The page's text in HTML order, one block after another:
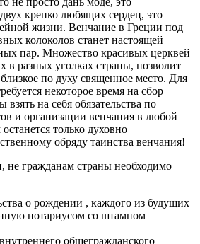
крепко любящих сердец, это
жизни. Венчание в Греции под
колоколов станет настоящей
пар. Множество красивых церквей
в разных уголках страны, позволит
по духу священное место. Для
некоторое время на сбор
на себя обязательства по
и организации венчания в любой
только духовно
обряду таинства венчания!
не гражданам страны необходимо
о рождении , каждого из будущих
нотариусом со штампом
общегражданского